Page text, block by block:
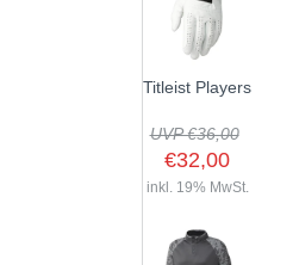
Titleist Players
UVP €36,00
€32,00
inkl. 19% MwSt.